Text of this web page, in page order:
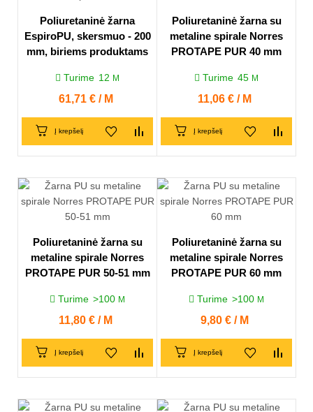
Poliuretaninė žarna
EspiroPU, skersmuo - 200
mm, biriems produktams
Turime 12 M
Kaina
61,71 € / M
Į krepšelį
Poliuretaninė žarna su
metaline spirale Norres
PROTAPE PUR 40 mm
Turime 45 M
Kaina
11,06 € / M
Į krepšelį
Poliuretaninė žarna su
metaline spirale Norres
PROTAPE PUR 50-51 mm
Turime >100 M
Kaina
11,80 € / M
Į krepšelį
Poliuretaninė žarna su
metaline spirale Norres
PROTAPE PUR 60 mm
Turime >100 M
Kaina
9,80 € / M
Į krepšelį